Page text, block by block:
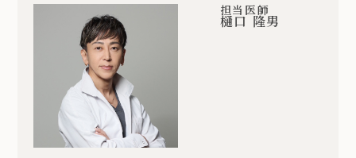
担当医師
樋口 隆男